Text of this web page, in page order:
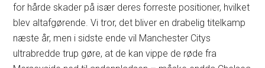
for hårde skader på især deres forreste positioner, hvilket
blev altafgørende. Vi tror, det bliver en drabelig titelkamp
næste år, men i sidste ende vil Manchester Citys
ultrabredde trup gøre, at de kan vippe de røde fra